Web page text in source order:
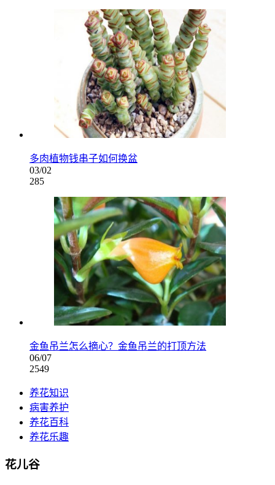
多肉植物钱串子如何换盆
03/02
285
金鱼吊兰怎么摘心？金鱼吊兰的打顶方法
06/07
2549
养花知识
病害养护
养花百科
养花乐趣
花儿谷